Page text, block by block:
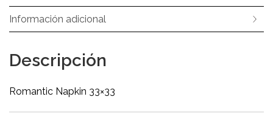
Información adicional
Descripción
Romantic Napkin 33×33